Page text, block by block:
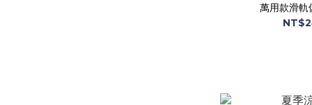
萬用款滑軌